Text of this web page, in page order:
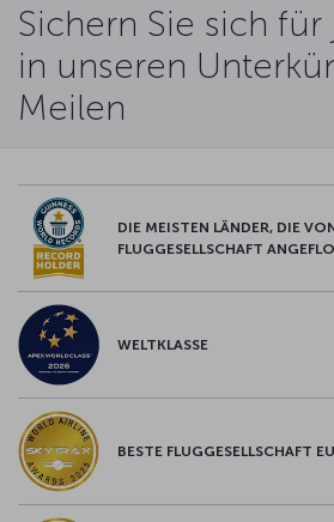
Sichern Sie sich
in unseren
Meilen
DIE MEISTEN LÄNDER, DIE
FLUGGESELLSCHAFT
WELTKLASSE
BESTE FLUGGESELLSCHAFT